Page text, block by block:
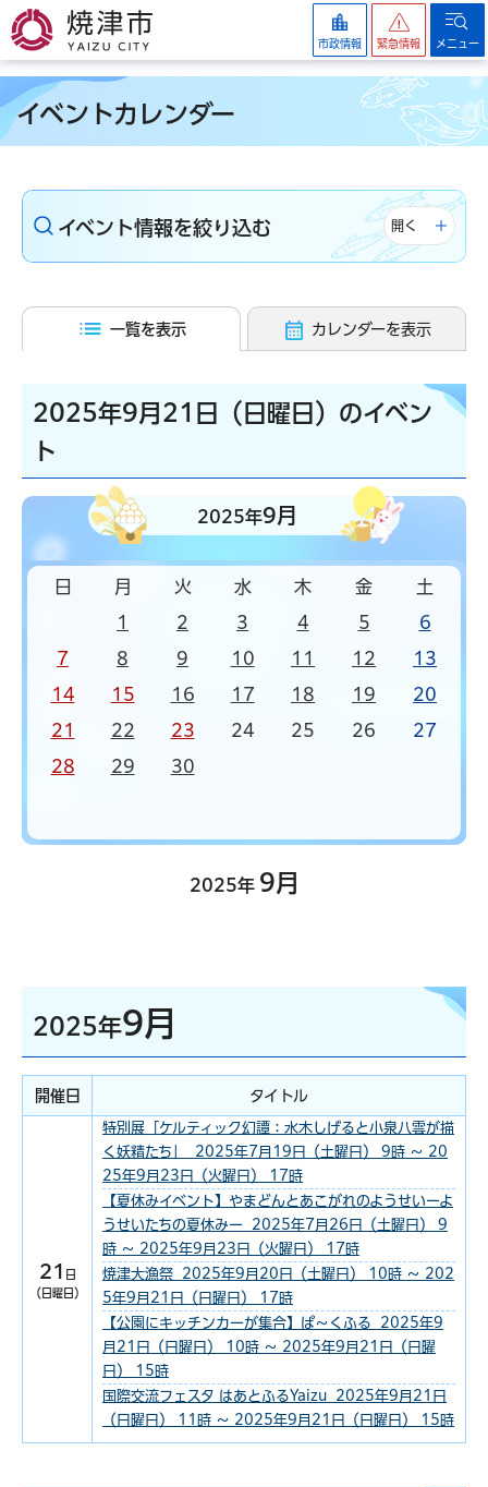
焼津市
市政情報 緊急情報 メニュー
イベントカレンダー
イベント情報を絞り込む 開く
一覧を表示 カレンダーを表示
2025年9月21日（日曜日）のイベン
ト
2025年9月
日 月 火 水 木 金 土
1 2 3 4 5 6
7 8 9 10 11 12 13
14 15 16 17 18 19 20
21 22 23 24 25 26 27
28 29 30
2025年 9月
2025年9月
開催日 タイトル
21
日
（日曜日）
特別展「ケルティック幻譚：水木しげると小泉八雲が描
く妖精たち」 2025年7月19日（土曜日） 9時 ～ 20
25年9月23日（火曜日） 17時
【夏休みイベント】やまどんとあこがれのようせいーよ
うせいたちの夏休みー 2025年7月26日（土曜日） 9
時 ～ 2025年9月23日（火曜日） 17時
焼津大漁祭 2025年9月20日（土曜日） 10時 ～ 202
5年9月21日（日曜日） 17時
【公園にキッチンカーが集合】ぱ～くふる 2025年9
月21日（日曜日） 10時 ～ 2025年9月21日（日曜
日） 15時
国際交流フェスタ はあとふるYaizu 2025年9月21日
（日曜日） 11時 ～ 2025年9月21日（日曜日） 15時